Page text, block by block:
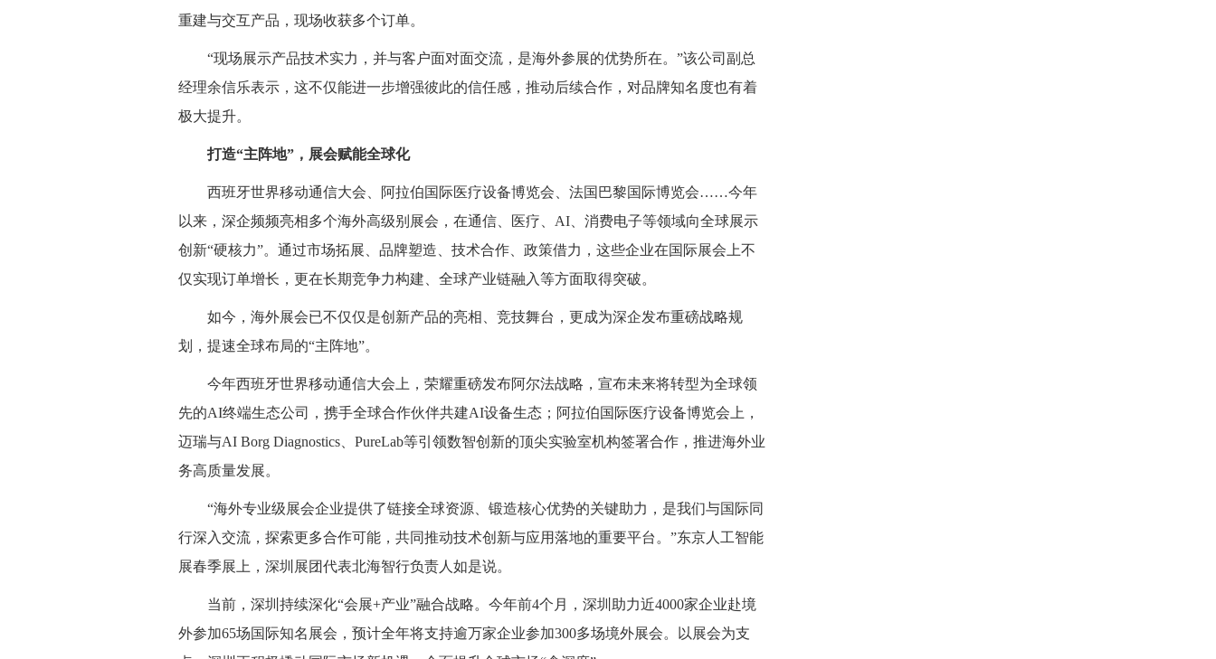
重建与交互产品，现场收获多个订单。
“现场展示产品技术实力，并与客户面对面交流，是海外参展的优势所在。”该公司副总
经理余信乐表示，这不仅能进一步增强彼此的信任感，推动后续合作，对品牌知名度也有着
极大提升。
打造“主阵地”，展会赋能全球化
西班牙世界移动通信大会、阿拉伯国际医疗设备博览会、法国巴黎国际博览会……今年
以来，深企频频亮相多个海外高级别展会，在通信、医疗、AI、消费电子等领域向全球展示
创新“硬核力”。通过市场拓展、品牌塑造、技术合作、政策借力，这些企业在国际展会上不
仅实现订单增长，更在长期竞争力构建、全球产业链融入等方面取得突破。
如今，海外展会已不仅仅是创新产品的亮相、竞技舞台，更成为深企发布重磅战略规
划，提速全球布局的“主阵地”。
今年西班牙世界移动通信大会上，荣耀重磅发布阿尔法战略，宣布未来将转型为全球领
先的AI终端生态公司，携手全球合作伙伴共建AI设备生态；阿拉伯国际医疗设备博览会上，
迈瑞与AI Borg Diagnostics、PureLab等引领数智创新的顶尖实验室机构签署合作，推进海外业
务高质量发展。
“海外专业级展会企业提供了链接全球资源、锻造核心优势的关键助力，是我们与国际同
行深入交流，探索更多合作可能，共同推动技术创新与应用落地的重要平台。”东京人工智能
展春季展上，深圳展团代表北海智行负责人如是说。
当前，深圳持续深化“会展+产业”融合战略。今年前4个月，深圳助力近4000家企业赴境
外参加65场国际知名展会，预计全年将支持逾万家企业参加300多场境外展会。以展会为支